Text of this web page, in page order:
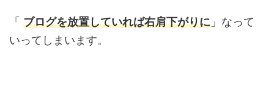
「 ブログを放置していれば右肩下がりに 」なって
いってしまいます。